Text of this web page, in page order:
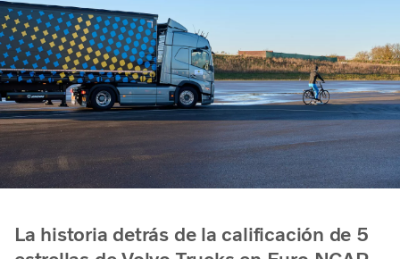
La historia detrás de la calificación de 5